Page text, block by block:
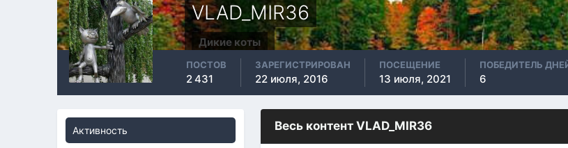
VLAD_MIR36
Дикие коты
ПОСТОВ
2 431
ЗАРЕГИСТРИРОВАН
22 июля, 2016
ПОСЕЩЕНИЕ
13 июля, 2021
ПОБЕДИТЕЛЬ
6
Активность Весь контент VLAD_MIR36